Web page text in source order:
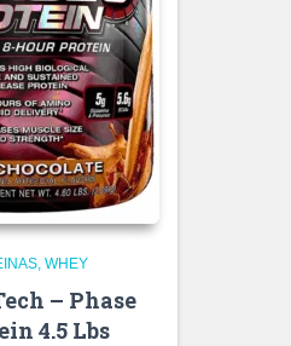
WHEY
– Phase
4.5 Lbs